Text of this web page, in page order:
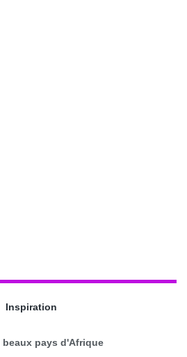
Inspiration
beaux pays d'Afrique